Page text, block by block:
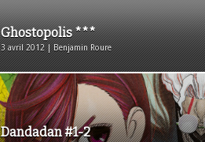
Ghostopolis ***
3 avril 2012 | Benjamin Roure
Dandadan #1-2